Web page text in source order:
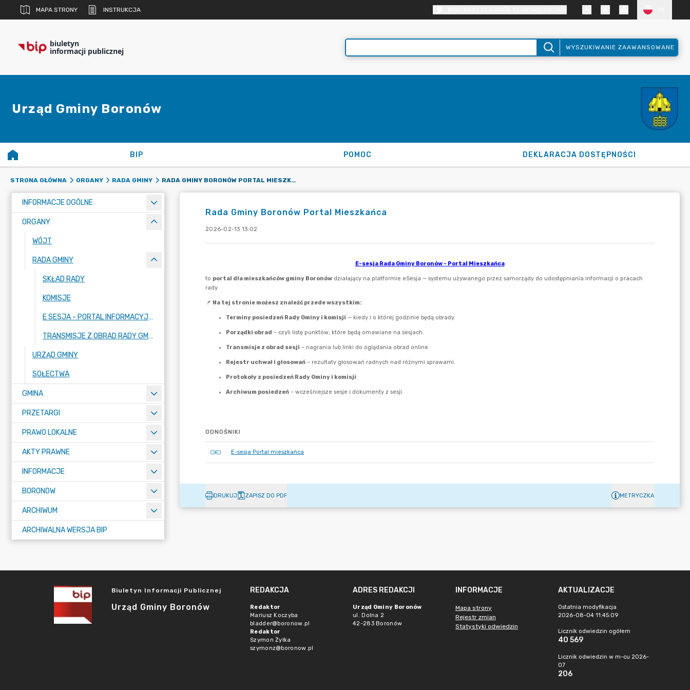
MAPA STRONY INSTRUKCJA
biuletyn
informacji publicznej WYSZUKIWANIE ZAAWANSOWANE
Urząd Gminy Boronów
BIP POMOC DEKLARACJA DOSTĘPNOŚCI
STRONA GŁÓWNA ORGANY RADA GMINY RADA GMINY BORONÓW PORTAL MIESZKAŃCA
INFORMACJE OGÓLNE
ORGANY
WÓJT
RADA GMINY
SKŁAD RADY
KOMISJE
E SESJA - PORTAL INFORMACYJNY DLA MIESZKAŃCÓW
TRANSMISJE Z OBRAD RADY GMINY BORONÓW
URZĄD GMINY
SOŁECTWA
GMINA
PRZETARGI
PRAWO LOKALNE
AKTY PRAWNE
INFORMACJE
BORONOW
ARCHIWUM
ARCHIWALNA WERSJA BIP
Rada Gminy Boronów Portal Mieszkańca
2026-02-13 13:02
ODNOŚNIKI
E-sesja Portal mieszkańca
DRUKUJ ZAPISZ DO PDF METRYCZKA
Biuletyn Informacji Publicznej
Urząd Gminy Boronów
REDAKCJA
Redaktor
Mariusz Koczyba
bladder@boronow.pl
Redaktor
Szymon Żyłka
szymonz@boronow.pl
ADRES REDAKCJI
Urząd Gminy Boronów
ul. Dolna 2
42-283 Boronów
INFORMACJE
Mapa strony
Rejestr zmian
Statystyki odwiedzin
AKTUALIZACJE
Ostatnia modyfikacja
2026-08-04 11:45:09
Licznik odwiedzin ogółem
40 569
Licznik odwiedzin w m-cu 2026-
07
206